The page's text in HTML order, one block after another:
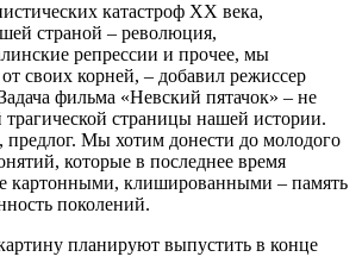
катастроф XX века,
страной – революция,
репрессии и прочее, мы
своих корней, – добавил режиссер
фильма «Невский пятачок» – не
трагической страницы нашей истории.
предлог. Мы хотим донести до молодого
которые в последнее время
картонными, клишированными – память
поколений.
планируют выпустить в конце